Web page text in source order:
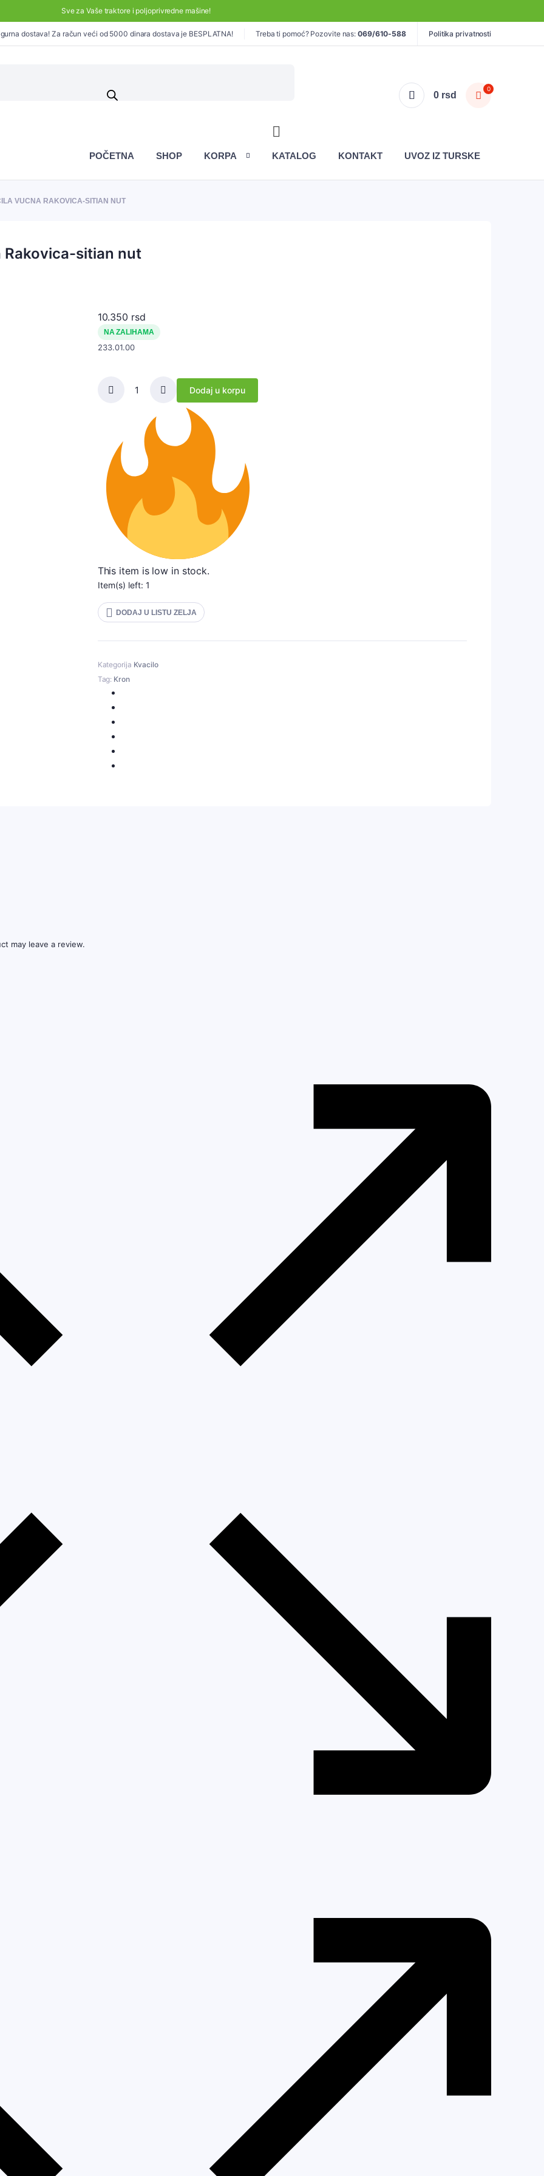
Sve za Vaše traktore i poljoprivredne mašine!
dostava! Za račun veći od 5000 dinara dostava je BESPLATNA! Treba ti pomoć? Pozovite nas:069/610-588 Politika privatnosti
0 rsd
0
POČETNA SHOP KORPA KATALOG KONTAKT UVOZ IZ TURSKE
VUCNA RAKOVICA-SITIAN NUT
Rakovica-sitian nut
10.350 rsd
NA ZALIHAMA
233.01.00
Lamela
Rakovica-
sitian
nut
quantity
Dodaj u korpu
This item is low in stock.
Item(s) left: 1
DODAJ U LISTU ZELJA
Kategorija Kvacilo
Tag: Kron
may leave a review.